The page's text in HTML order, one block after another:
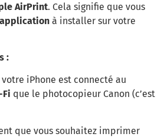
AirPrint. Cela signifie que vous
à installer sur votre
:
votre iPhone est connecté au
Fi que le photocopieur Canon (c’est
que vous souhaitez imprimer